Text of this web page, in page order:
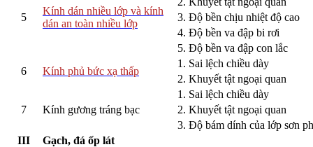
5
Kính dán nhiều lớp và kính
dán an toàn nhiều lớp
3. Độ bền chịu nhiệt độ cao
4. Độ bền va đập bi rơi
5. Độ bền va đập con lắc
6
Kính phủ bức xạ thấp
1. Sai lệch chiều dày
2. Khuyết tật ngoại quan
7 Kính gương tráng bạc
1. Sai lệch chiều dày
2. Khuyết tật ngoại quan
3. Độ bám dính của lớp sơn
III
Gạch, đá ốp lát